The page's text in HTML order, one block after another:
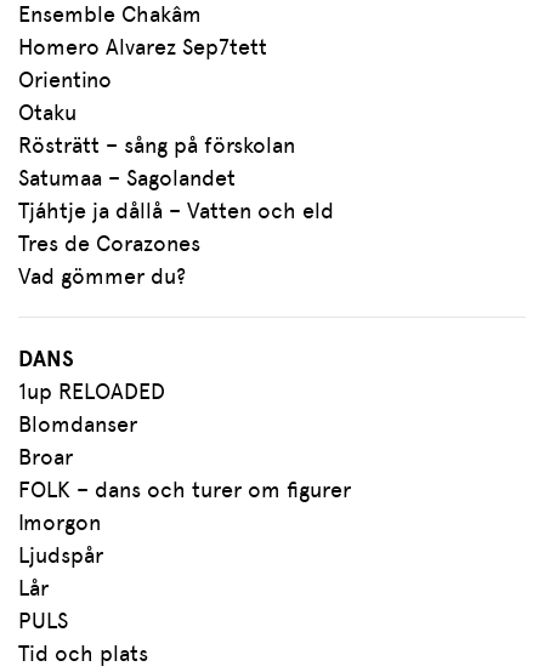
Ensemble Chakâm
Homero Alvarez Sep7tett
Orientino
Otaku
Rösträtt – sång på förskolan
Satumaa – Sagolandet
Tjáhtje ja dållå – Vatten och eld
Tres de Corazones
Vad gömmer du?
DANS
1up RELOADED
Blomdanser
Broar
FOLK – dans och turer om figurer
Imorgon
Ljudspår
Lår
PULS
Tid och plats